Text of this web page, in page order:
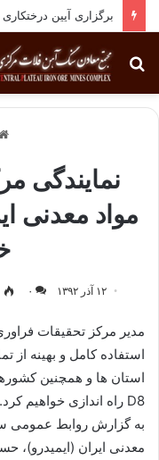
برگزاری آیین درختکاری به یاد ۲۵۸شهید
جستجو
برای
نمایندگی
مواد معدنی
۱۲ آذر ۱۳۹۲ ۰
مدیر مركز تحقیقات
استفاده كامل و بهینه از
استان ها و همچنین
D8 راه اندازی خواهیم كرد.
به گزارش روابط عمومی
معدنی ایران (ایمیدرو)،